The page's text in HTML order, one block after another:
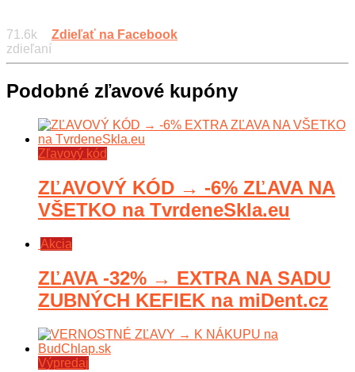
71.6k
zdieľaní
Zdieľať na Facebook
Podobné zľavové kupóny
Zľavový kód
ZĽAVOVÝ KÓD → -6% ZĽAVA NA
VŠETKO na TvrdeneSkla.eu
Akcia
ZĽAVA -32% → EXTRA NA SADU
ZUBNÝCH KEFIEK na miDent.cz
Výpredaj